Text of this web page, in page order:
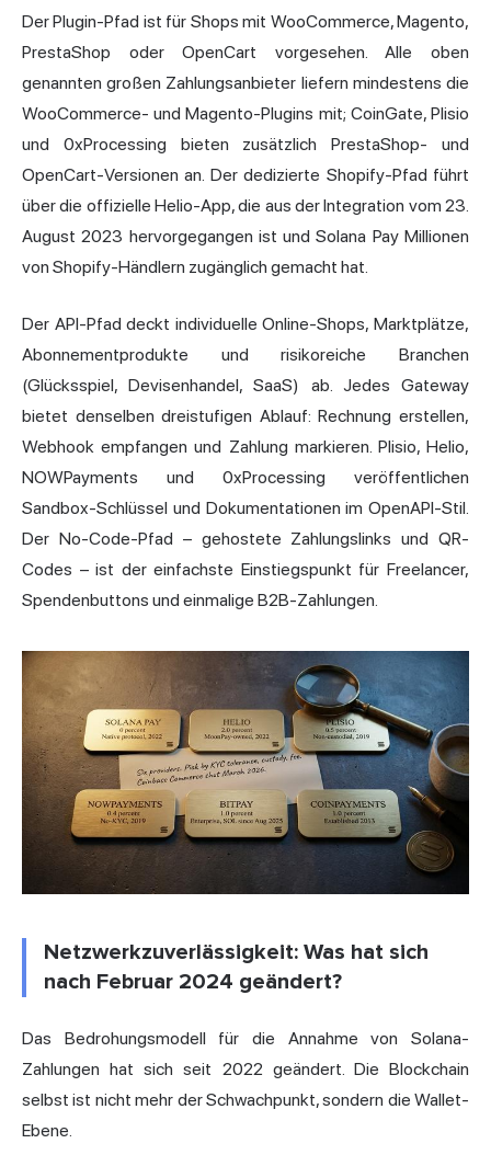
Der Plugin-Pfad ist für Shops mit WooCommerce, Magento,
PrestaShop oder OpenCart vorgesehen. Alle oben
genannten großen Zahlungsanbieter liefern mindestens die
WooCommerce- und Magento-Plugins mit; CoinGate, Plisio
und 0xProcessing bieten zusätzlich PrestaShop- und
OpenCart-Versionen an. Der dedizierte Shopify-Pfad führt
über die offizielle Helio-App, die aus der Integration vom 23.
August 2023 hervorgegangen ist und Solana Pay Millionen
von Shopify-Händlern zugänglich gemacht hat.
Der API-Pfad deckt individuelle Online-Shops, Marktplätze,
Abonnementprodukte und risikoreiche Branchen
(Glücksspiel, Devisenhandel, SaaS) ab. Jedes Gateway
bietet denselben dreistufigen Ablauf: Rechnung erstellen,
Webhook empfangen und Zahlung markieren. Plisio, Helio,
NOWPayments und 0xProcessing veröffentlichen
Sandbox-Schlüssel und Dokumentationen im OpenAPI-Stil.
Der No-Code-Pfad – gehostete Zahlungslinks und QR-
Codes – ist der einfachste Einstiegspunkt für Freelancer,
Spendenbuttons und einmalige B2B-Zahlungen.
Netzwerkzuverlässigkeit: Was hat sich
nach Februar 2024 geändert?
Das Bedrohungsmodell für die Annahme von Solana-
Zahlungen hat sich seit 2022 geändert. Die Blockchain
selbst ist nicht mehr der Schwachpunkt, sondern die Wallet-
Ebene.